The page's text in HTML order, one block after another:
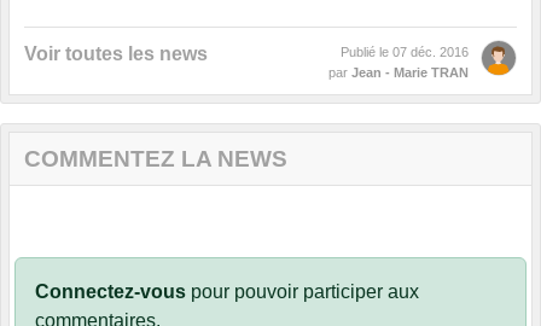
Voir toutes les news Publié le 07 déc. 2016
par Jean - Marie TRAN
COMMENTEZ LA NEWS
Connectez-vous pour pouvoir participer aux
commentaires.